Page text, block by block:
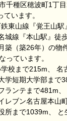
千種区穂波町1丁
います。
東山線『覚王山
線『本山駅』徒
築（築26年）の物
っています。
校まで215m、
学短期大学部まで
ランテまで481m
レブン名古屋本山
まで1039m、 と